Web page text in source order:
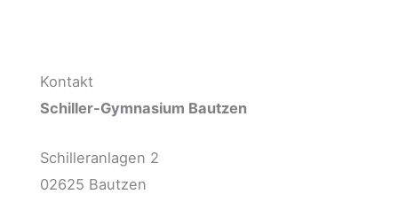
Kontakt
Schiller-Gymnasium Bautzen
Schilleranlagen 2
02625 Bautzen